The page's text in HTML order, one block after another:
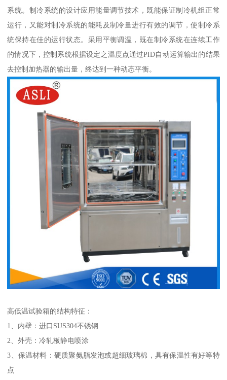
系统。制冷系统的设计应用能量调节技术，既能保证制冷机组正常
运行，又能对制冷系统的能耗及制冷量进行有效的调节，使制冷系
统保持在佳的运行状态。采用平衡调温，既在制冷系统在连续工作
的情况下，控制系统根据设定之温度点通过PID自动运算输出的结果
去控制加热器的输出量，终达到一种动态平衡。
高低温试验箱的结构特征：
1、内壁：进口SUS304不锈钢
2、外壳：冷轧板静电喷涂
3、保温材料：硬质聚氨脂发泡或超细玻璃棉，具有保温性有好等特
点